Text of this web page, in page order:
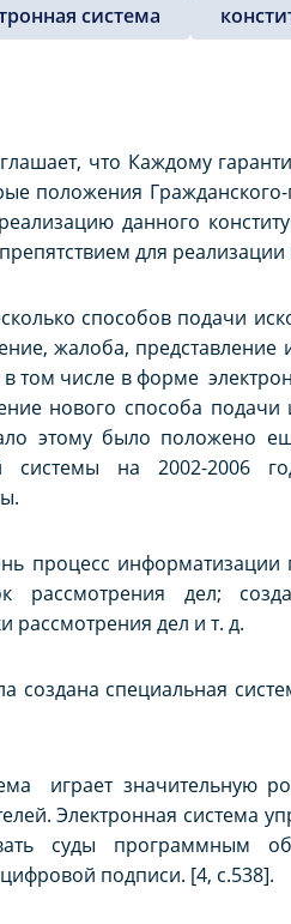
система
что Каждому
положения
данного
для
способов подачи
жалоба,
в том числе в форме
нового способа
этому было положено
системы на 2002-2006
процесс информатизации
рассмотрения дел;
рассмотрения дел и т. д.
специальная
играет значительную
Электронная система
суды программным
подписи. [4, с.538].